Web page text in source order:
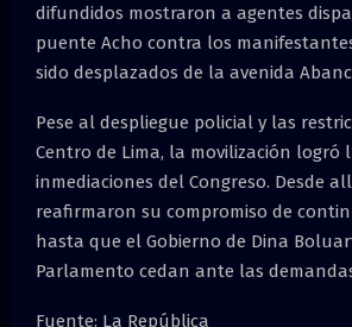
difundidos mostraron a agentes
puente Acho contra los
sido desplazados de la avenida
Pese al despliegue policial y las
Centro de Lima, la movilización logró
inmediaciones del Congreso. Desde
reafirmaron su compromiso de
hasta que el Gobierno de Dina
Parlamento cedan ante las
Fuente: La República